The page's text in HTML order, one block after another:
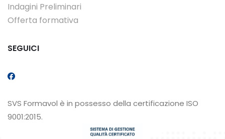
Indagini Preliminari
Offerta formativa
SEGUICI
SVS Formavol è in possesso della certificazione ISO
9001:2015.